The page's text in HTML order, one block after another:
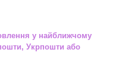
у найближчому
Укрпошти або